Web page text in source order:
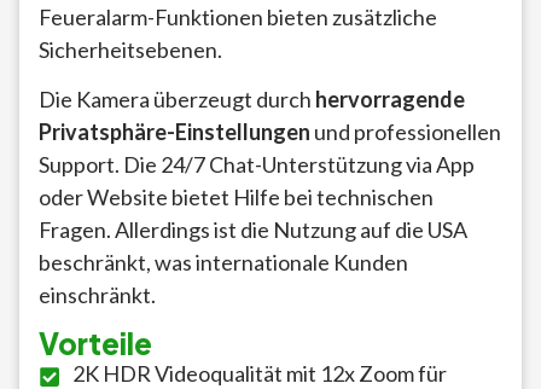
Feueralarm-Funktionen bieten zusätzliche
Sicherheitsebenen.
Die Kamera überzeugt durch hervorragende
Privatsphäre-Einstellungen und professionellen
Support. Die 24/7 Chat-Unterstützung via App
oder Website bietet Hilfe bei technischen
Fragen. Allerdings ist die Nutzung auf die USA
beschränkt, was internationale Kunden
einschränkt.
Vorteile
2K HDR Videoqualität mit 12x Zoom für